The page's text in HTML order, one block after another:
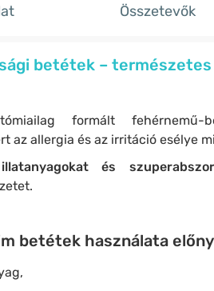
Összetevők
betétek –
formált fehérnemű-
az allergia és az irritáció esélye
és
betétek használata